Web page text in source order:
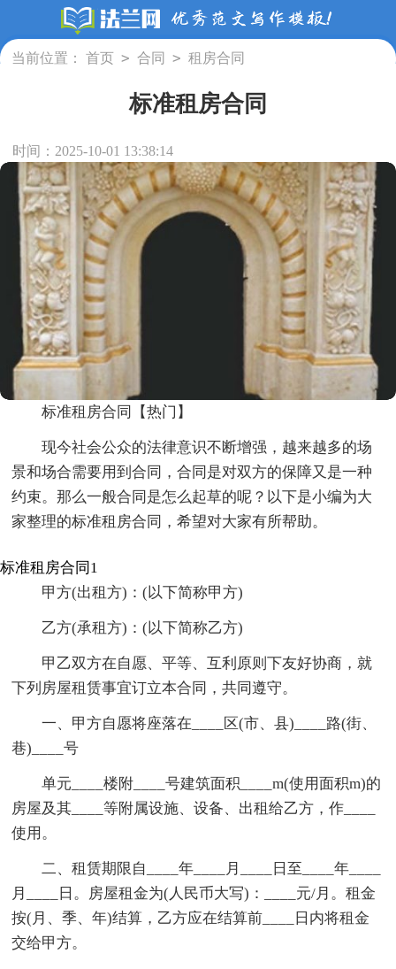
当前位置： 首页 > 合同 > 租房合同
标准租房合同
时间：2025-10-01 13:38:14
标准租房合同【热门】
现今社会公众的法律意识不断增强，越来越多的场
景和场合需要用到合同，合同是对双方的保障又是一种
约束。那么一般合同是怎么起草的呢？以下是小编为大
家整理的标准租房合同，希望对大家有所帮助。
标准租房合同1
甲方(出租方)：(以下简称甲方)
乙方(承租方)：(以下简称乙方)
甲乙双方在自愿、平等、互利原则下友好协商，就
下列房屋租赁事宜订立本合同，共同遵守。
一、甲方自愿将座落在____区(市、县)____路(街、
巷)____号
单元____楼附____号建筑面积____m(使用面积m)的
房屋及其____等附属设施、设备、出租给乙方，作____
使用。
二、租赁期限自____年____月____日至____年____
月____日。房屋租金为(人民币大写)：____元/月。租金
按(月、季、年)结算，乙方应在结算前____日内将租金
交给甲方。